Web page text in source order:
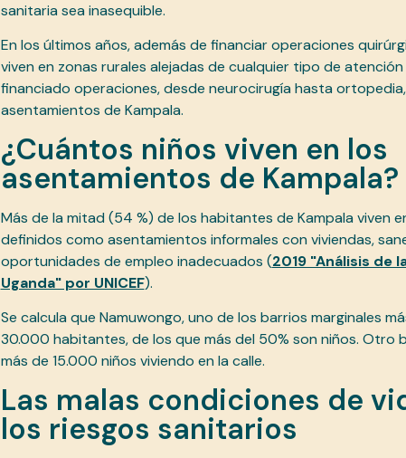
sanitaria sea inasequible.
En los últimos años, además de financiar operaciones
viven en zonas rurales alejadas de cualquier tipo de
financiado operaciones, desde neurocirugía hasta
asentamientos de Kampala.
¿Cuántos niños viven en los
asentamientos de Kampala?
Más de la mitad (54 %) de los habitantes de Kampala viven
definidos como asentamientos informales con viviendas,
oportunidades de empleo inadecuados (2019 "Análisis de
Uganda" por UNICEF).
Se calcula que Namuwongo, uno de los barrios marginales
30.000 habitantes, de los que más del 50% son niños. Otro
más de 15.000 niños viviendo en la calle.
Las malas condiciones de
los riesgos sanitarios